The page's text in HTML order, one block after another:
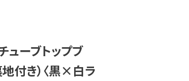
ューブトップブ
付き）〈黒×白ラ